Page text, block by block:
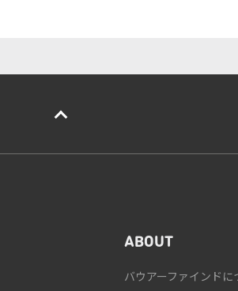
ABOUT
バウアーファインドに